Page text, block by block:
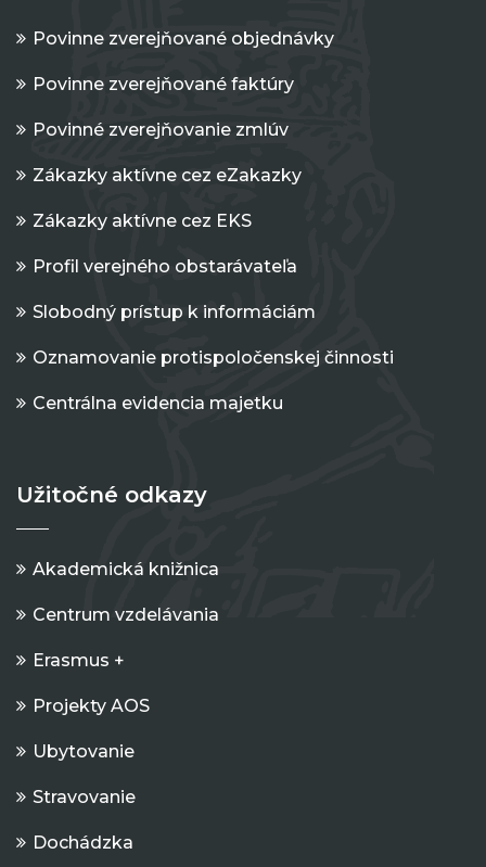
Povinne zverejňované objednávky
Povinne zverejňované faktúry
Povinné zverejňovanie zmlúv
Zákazky aktívne cez eZakazky
Zákazky aktívne cez EKS
Profil verejného obstarávateľa
Slobodný prístup k informáciám
Oznamovanie protispoločenskej činnosti
Centrálna evidencia majetku
Užitočné odkazy
Akademická knižnica
Centrum vzdelávania
Erasmus +
Projekty AOS
Ubytovanie
Stravovanie
Dochádzka